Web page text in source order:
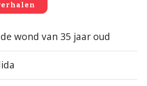
wond van 35 jaar oud